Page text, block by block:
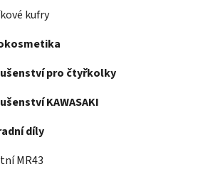
kufry
pro čtyřkolky
KAWASAKI
díly
MR43